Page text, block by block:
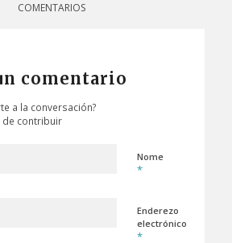
COMENTARIOS
comentario
a la conversación?
de contribuir
Nome
*
Enderezo
electrónico
*